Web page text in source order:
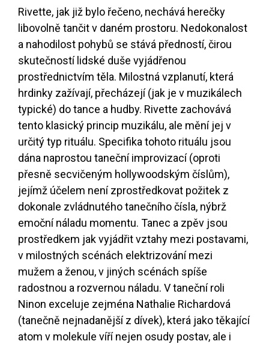
Rivette, jak již bylo řečeno, nechává herečky
libovolně tančit v daném prostoru. Nedokonalost
a nahodilost pohybů se stává předností, čirou
skutečností lidské duše vyjádřenou
prostřednictvím těla. Milostná vzplanutí, která
hrdinky zažívají, přecházejí (jak je v muzikálech
typické) do tance a hudby. Rivette zachovává
tento klasický princip muzikálu, ale mění jej v
určitý typ rituálu. Specifika tohoto rituálu jsou
dána naprostou taneční improvizací (oproti
přesně secvičeným hollywoodským číslům),
jejímž účelem není zprostředkovat požitek z
dokonale zvládnutého tanečního čísla, nýbrž
emoční náladu momentu. Tanec a zpěv jsou
prostředkem jak vyjádřit vztahy mezi postavami,
v milostných scénách elektrizování mezi
mužem a ženou, v jiných scénách spíše
radostnou a rozvernou náladu. V taneční roli
Ninon exceluje zejména Nathalie Richardová
(tanečně nejnadanější z dívek), která jako těkající
atom v molekule víří nejen osudy postav, ale i